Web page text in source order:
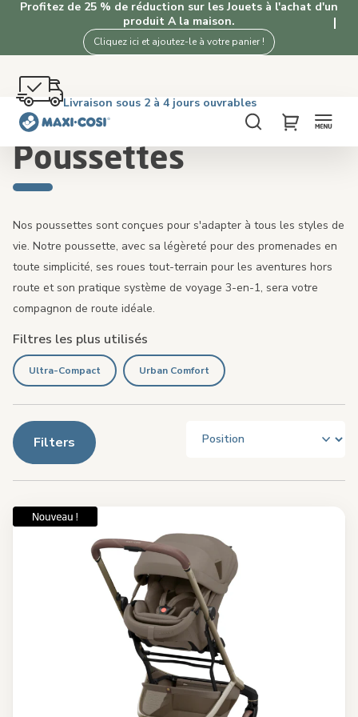
Profitez de 25 % de réduction sur les Jouets à l'achat d'un
produit A la maison.
Cliquez ici et ajoutez-le à votre panier !
Livraison offerte dès €50. Achetez maintenant!
4,3★ de 1K+ clients satisfaits de nos produits
Livraison sous 2 à 4 jours ouvrables
Retour gratuit dans les 100 jours
ChercherMy Cart
Accueil Poussettes
Poussettes
Nos poussettes sont conçues pour s'adapter à tous les styles de
vie. Notre poussette, avec sa légèreté pour des promenades en
toute simplicité, ses roues tout-terrain pour les aventures hors
route et son pratique système de voyage 3-en-1, sera votre
compagnon de route idéale.
Filtres les plus utilisés
Ultra-Compact Urban Comfort
Filters